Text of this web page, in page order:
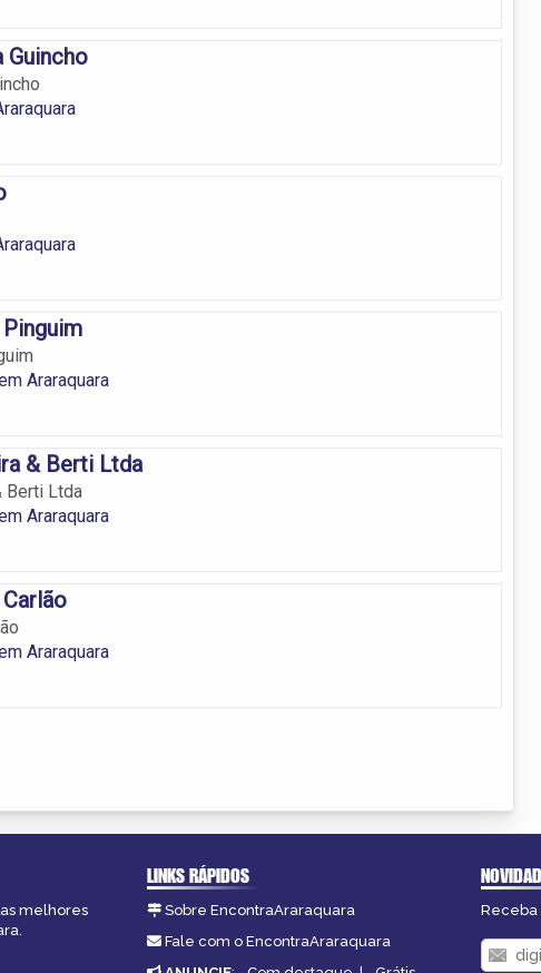
Guincho
Araraquara
& Berti Ltda
Berti Ltda
Araraquara
Araraquara
melhores
LINKS RÁPIDOS
Sobre EncontraAraraquara
Fale com o EncontraAraraquara
Receba